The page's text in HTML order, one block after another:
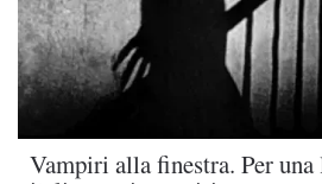
Vampiri alla finestra. Per una